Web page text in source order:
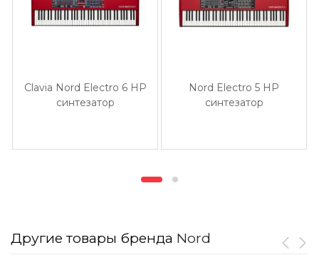
Clavia Nord Electro 6 HP
синтезатор
Nord Electro 5 HP
синтезатор
Другие товары бренда Nord